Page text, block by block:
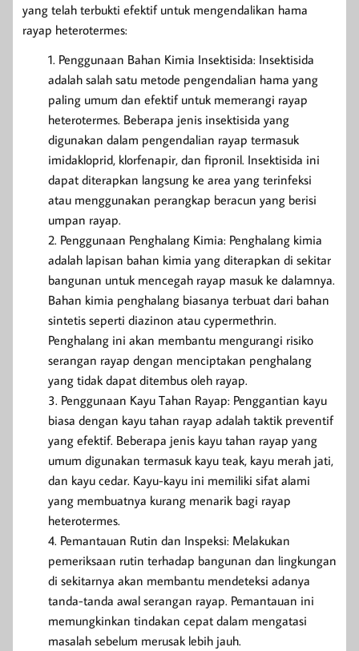
yang telah terbukti efektif untuk mengendalikan hama
rayap heterotermes:
Penggunaan Bahan Kimia Insektisida: Insektisida
adalah salah satu metode pengendalian hama yang
paling umum dan efektif untuk memerangi rayap
heterotermes. Beberapa jenis insektisida yang
digunakan dalam pengendalian rayap termasuk
imidakloprid, klorfenapir, dan fipronil. Insektisida ini
dapat diterapkan langsung ke area yang terinfeksi
atau menggunakan perangkap beracun yang berisi
umpan rayap.
Penggunaan Penghalang Kimia: Penghalang kimia
adalah lapisan bahan kimia yang diterapkan di sekitar
bangunan untuk mencegah rayap masuk ke dalamnya.
Bahan kimia penghalang biasanya terbuat dari bahan
sintetis seperti diazinon atau cypermethrin.
Penghalang ini akan membantu mengurangi risiko
serangan rayap dengan menciptakan penghalang
yang tidak dapat ditembus oleh rayap.
Penggunaan Kayu Tahan Rayap: Penggantian kayu
biasa dengan kayu tahan rayap adalah taktik preventif
yang efektif. Beberapa jenis kayu tahan rayap yang
umum digunakan termasuk kayu teak, kayu merah jati,
dan kayu cedar. Kayu-kayu ini memiliki sifat alami
yang membuatnya kurang menarik bagi rayap
heterotermes.
Pemantauan Rutin dan Inspeksi: Melakukan
pemeriksaan rutin terhadap bangunan dan lingkungan
di sekitarnya akan membantu mendeteksi adanya
tanda-tanda awal serangan rayap. Pemantauan ini
memungkinkan tindakan cepat dalam mengatasi
masalah sebelum merusak lebih jauh.